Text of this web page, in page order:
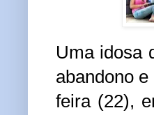
Uma idosa
abandono
feira (22),